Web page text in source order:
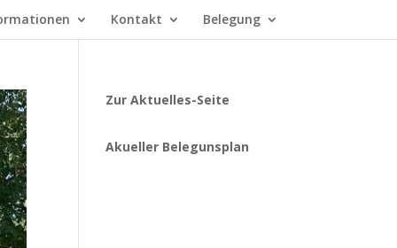
Kontakt Belegung
Zur Aktuelles-Seite
Akueller Belegunsplan